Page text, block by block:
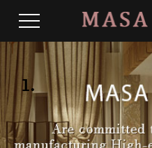
1.